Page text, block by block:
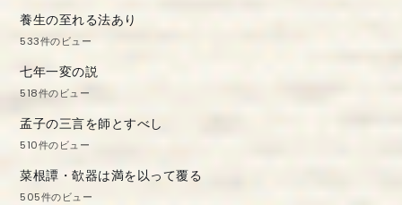
養生の至れる法あり
533件のビュー
七年一変の説
518件のビュー
孟子の三言を師とすべし
510件のビュー
菜根譚・欹器は満を以って覆る
505件のビュー